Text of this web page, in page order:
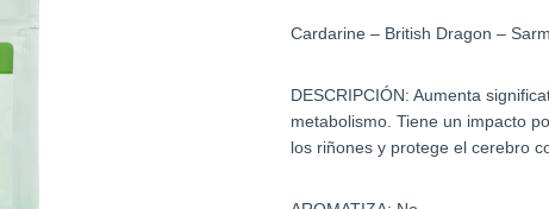
Cardarine – British Dragon –
DESCRIPCIÓN: Aumenta
metabolismo. Tiene un impacto
los riñones y protege el cerebro